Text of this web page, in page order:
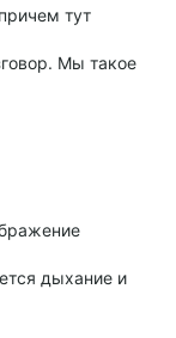
тут
Мы такое
дыхание и